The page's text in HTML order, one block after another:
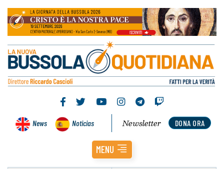
News Noticias DONA ORA
Newsletter
MENU